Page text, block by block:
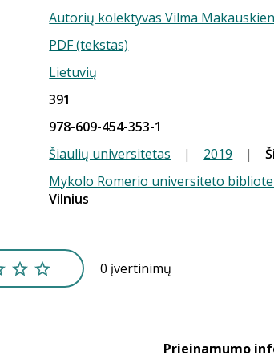
Autorių kolektyvas Vilma
PDF (tekstas)
Lietuvių
391
978-609-454-353-1
Šiaulių universitetas | 2019 |
Mykolo Romerio universiteto
Vilnius
0 įvertinimų
Prieinamumo